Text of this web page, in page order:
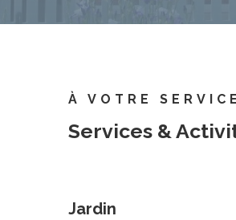
À VOTRE SERVICE
Services &
Jardin